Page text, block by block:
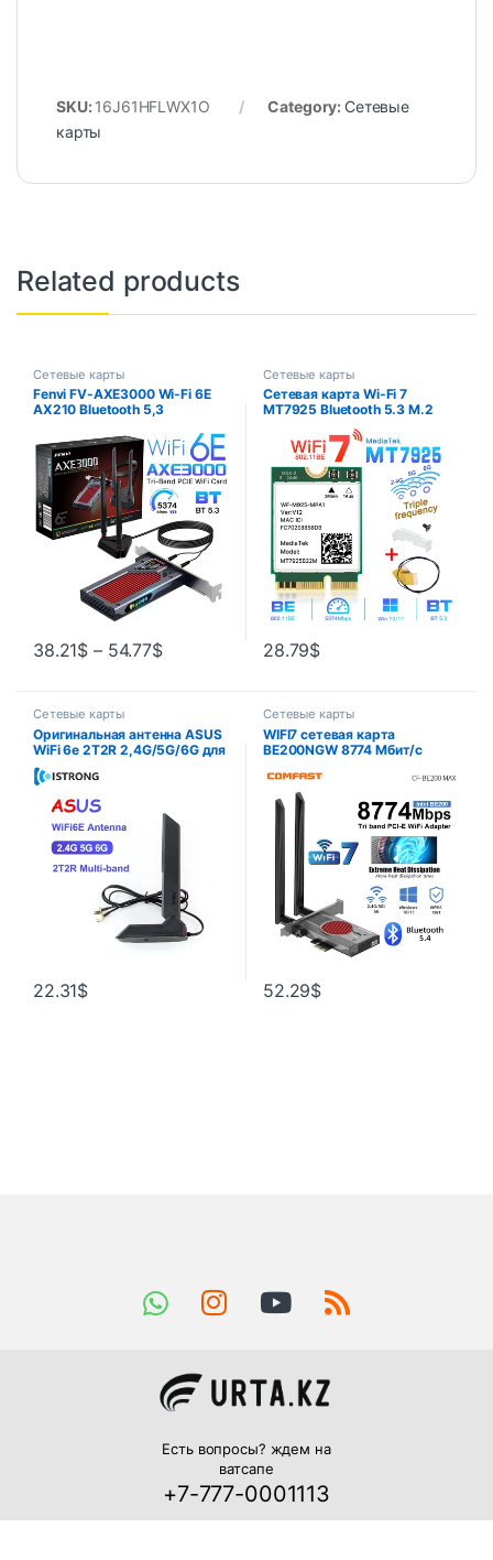
SKU: 16J61HFLWX1O Category: Сетевые
карты
Related products
Сетевые карты
Fenvi FV-AXE3000 Wi-Fi 6E
AX210 Bluetooth 5,3
2,4G/5 ГГц/6G WiFi
802.11AX/AC PCIExpress
Адаптер сетевой карты ПК
38.21$ – 54.77$
Сетевые карты
Сетевая карта Wi-Fi 7
MT7925 Bluetooth 5.3 M.2
NGFF Беспроводной адаптер
5400 Мбит/с
Трехдиапазонная карта 2,4G
5G 6 ГГц Wi-Fi7 Lan Card для
Win 10/11
28.79$
Сетевые карты
Оригинальная антенна ASUS
WiFi 6e 2T2R 2,4G/5G/6G для
ROG B660 H670 M13H Z690,
материнская плата с
поддержкой сетевой карты
GIGABYTE MSI ASRock
22.31$
Сетевые карты
WIFI7 сетевая карта
BE200NGW 8774 Мбит/с
2 * 5dBi антенной WPA 4
шифрование Поддержка
Linux / Win10/11
52.29$
Есть вопросы? ждем на
ватсапе
+7-777-0001113